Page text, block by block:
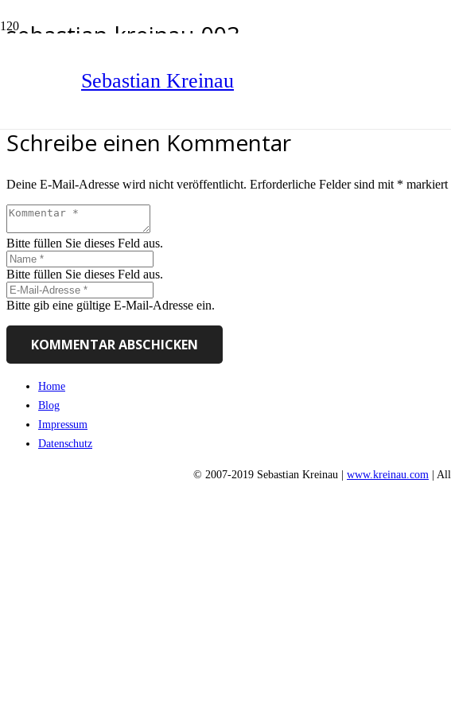
Sebastian Kreinau
sebastian-kreinau-003
sebastian-kreinau-003
Schreibe einen Kommentar
Deine E-Mail-Adresse wird nicht veröffentlicht. Erforderliche Felder sind mit * markiert
Bitte füllen Sie dieses Feld aus.
Bitte füllen Sie dieses Feld aus.
Bitte gib eine gültige E-Mail-Adresse ein.
KOMMENTAR ABSCHICKEN
Home
Blog
Impressum
Datenschutz
© 2007-2019 Sebastian Kreinau | www.kreinau.com |